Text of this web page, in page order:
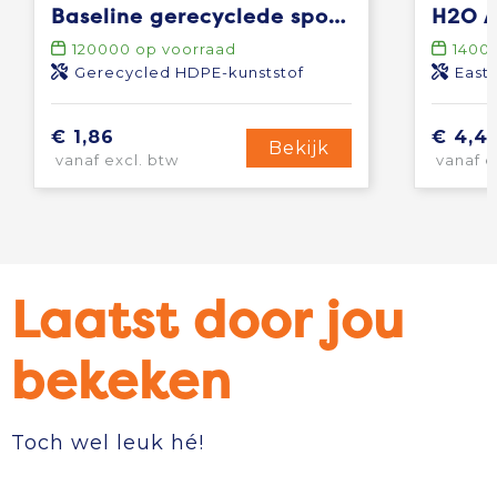
Baseline gerecyclede sportfles van 500 ml
120000 op voorraad
Gerecycled HDPE-kunststof
€ 1,86
vanaf excl. btw
Bekijk
€
vanaf
Laatst door jou
bekeken
Toch wel leuk hé!